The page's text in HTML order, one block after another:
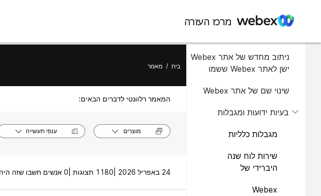
מרכז העזרה
במאמר זה
ניתוב מחדש של אתר Webex
ישן לאתר Webex ששמו
שינוי שם של אתר Webex
בעיות ידועות ומגבלות
מגבלות כלליות
שירות לוח שנה
היברידי של
Webex
בית / מאמר
המאמר רלוונטי לדברים הבאים:
מוצרים ענפי תעשייה
24 באפריל 2026 | 1180 תצוגות | 0 אנשים חשבו שזה היה מועיל